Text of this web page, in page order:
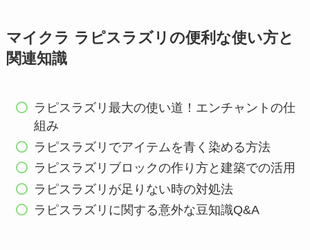
マイクラ ラピスラズリの便利な使い方と
関連知識
ラピスラズリ最大の使い道！エンチャントの仕
組み
ラピスラズリでアイテムを青く染める方法
ラピスラズリブロックの作り方と建築での活用
ラピスラズリが足りない時の対処法
ラピスラズリに関する意外な豆知識Q&A